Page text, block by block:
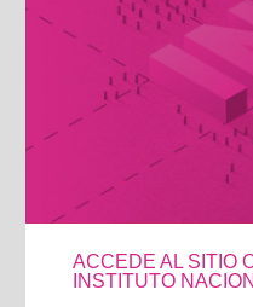
ACCEDE AL SITIO
INSTITUTO